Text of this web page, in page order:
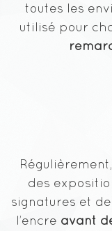
toutes les
utilisé pour
des
signatures et
l’encre avant